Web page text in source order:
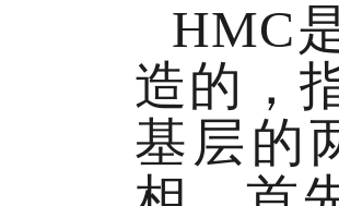
HMC
造的，
基层的